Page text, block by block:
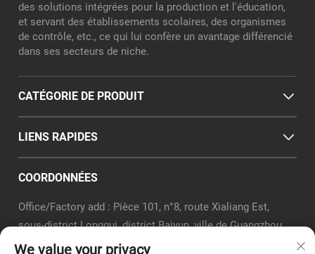
des solutions intégrées pour la production et l'éducation,
et servant des établissements scolaires, des organismes
de contrôle, etc., ce qui lui confère un avantage différencié
dans ses secteurs de niche.
CATÉGORIE DE PRODUIT
LIENS RAPIDES
COORDONNÉES
Office/Factory add : Pièce 101, n°8, route Xialiang Est,
sous-district Longgui, district Baiyun, ville de Guangzhou
E-mail :[email protected]
We value your privacy